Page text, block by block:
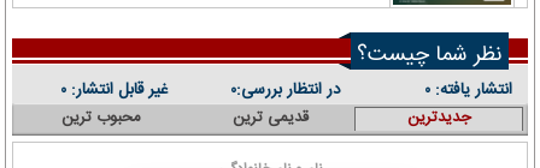
نظر شما چیست؟
انتشار یافته: ۰ در انتظار بررسی:۰ غیر قابل انتشار: ۰
جدیدترین قدیمی ترین محبوب ترین